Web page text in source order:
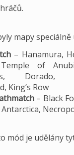
mapy speciálně
– Hanamura,
of
Dorado,
King’s Row
– Black
mód je udělány